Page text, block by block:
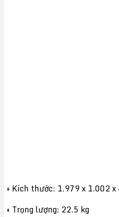
+ Kích thước: 1.979 x 1.002
+ Trọng lượng: 22.5 kg